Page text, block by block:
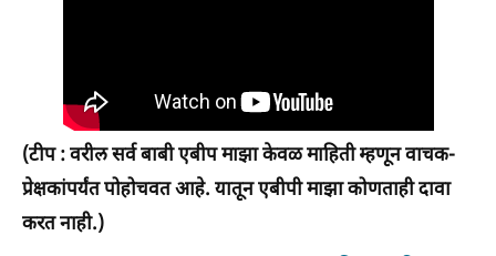
(टीप : वरील सर्व बाबी एबीप माझा केवळ माहिती म्हणून वाचक-
प्रेक्षकांपर्यंत पोहोचवत आहे. यातून एबीपी माझा कोणताही दावा
करत नाही.)